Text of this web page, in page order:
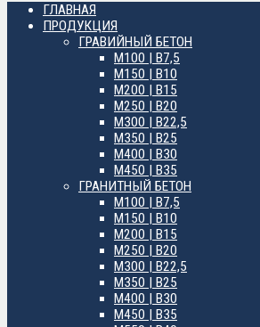
ГЛАВНАЯ
ПРОДУКЦИЯ
ГРАВИЙНЫЙ БЕТОН
М100 | B7,5
М150 | B10
М200 | B15
М250 | B20
М300 | B22,5
М350 | B25
М400 | B30
М450 | B35
ГРАНИТНЫЙ БЕТОН
М100 | B7,5
М150 | B10
М200 | B15
М250 | B20
М300 | B22,5
М350 | B25
М400 | B30
М450 | B35